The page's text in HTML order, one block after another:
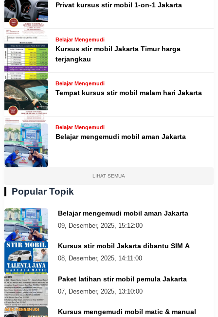
Privat kursus stir mobil 1-on-1 Jakarta
Belajar Mengemudi
Kursus stir mobil Jakarta Timur harga
terjangkau
Belajar Mengemudi
Tempat kursus stir mobil malam hari Jakarta
Belajar Mengemudi
Belajar mengemudi mobil aman Jakarta
LIHAT SEMUA
Popular Topik
Belajar mengemudi mobil aman Jakarta
09, Desember, 2025, 15:12:00
Kursus stir mobil Jakarta dibantu SIM A
08, Desember, 2025, 14:11:00
Paket latihan stir mobil pemula Jakarta
07, Desember, 2025, 13:10:00
Kursus mengemudi mobil matic & manual